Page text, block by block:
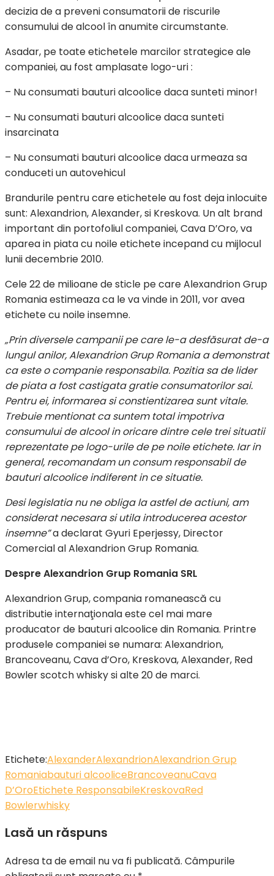
decizia de a preveni consumatorii de riscurile
consumului de alcool în anumite circumstante.
Asadar, pe toate etichetele marcilor strategice ale
companiei, au fost amplasate logo-uri :
– Nu consumati bauturi alcoolice daca sunteti minor!
– Nu consumati bauturi alcoolice daca sunteti
insarcinata
– Nu consumati bauturi alcoolice daca urmeaza sa
conduceti un autovehicul
Brandurile pentru care etichetele au fost deja inlocuite
sunt: Alexandrion, Alexander, si Kreskova. Un alt brand
important din portofoliul companiei, Cava D’Oro, va
aparea in piata cu noile etichete incepand cu mijlocul
lunii decembrie 2010.
Cele 22 de milioane de sticle pe care Alexandrion Grup
Romania estimeaza ca le va vinde in 2011, vor avea
etichete cu noile insemne.
„Prin diversele campanii pe care le-a desfăsurat de-a
lungul anilor, Alexandrion Grup Romania a demonstrat
ca este o companie responsabila. Pozitia sa de lider
de piata a fost castigata gratie consumatorilor sai.
Pentru ei, informarea si constientizarea sunt vitale.
Trebuie mentionat ca suntem total impotriva
consumului de alcool in oricare dintre cele trei situatii
reprezentate pe logo-urile de pe noile etichete. Iar in
general, recomandam un consum responsabil de
bauturi alcoolice indiferent in ce situatie.
Desi legislatia nu ne obliga la astfel de actiuni, am
considerat necesara si utila introducerea acestor
insemne”a declarat Gyuri Eperjessy, Director
Comercial al Alexandrion Grup Romania.
Despre Alexandrion Grup Romania SRL
Alexandrion Grup, compania romanească cu
distributie internaţionala este cel mai mare
producator de bauturi alcoolice din Romania. Printre
produsele companiei se numara: Alexandrion,
Brancoveanu, Cava d’Oro, Kreskova, Alexander, Red
Bowler scotch whisky si alte 20 de marci.
Etichete:AlexanderAlexandrionAlexandrion Grup
Romaniabauturi alcooliceBrancoveanuCava
D’OroEtichete ResponsabileKreskovaRed
Bowlerwhisky
Lasă un răspuns
Adresa ta de email nu va fi publicată. Câmpurile